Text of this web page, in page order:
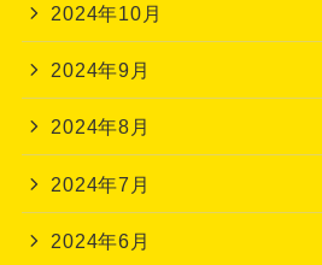
2024年10月
2024年9月
2024年8月
2024年7月
2024年6月